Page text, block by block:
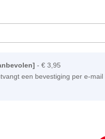
-€ 3,95
een bevestiging per e-mail